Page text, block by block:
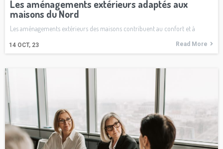
Les aménagements extérieurs adaptés aux
maisons du Nord
14 OCT, 23
Les aménagements extérieurs des maisons contribuent au confort et à
Read More